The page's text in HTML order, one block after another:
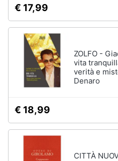
€ 17,99
ZOLFO -
vita
verità e
Denaro
€ 18,99
CITTÀ